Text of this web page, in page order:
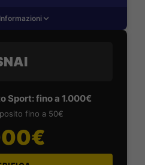
Sport: fino a 1.000€
fino a 50€